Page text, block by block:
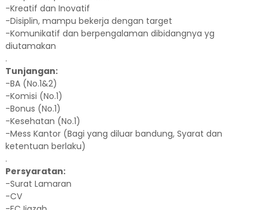
-Kreatif dan Inovatif
-Disiplin, mampu bekerja dengan target
-Komunikatif dan berpengalaman dibidangnya yg
diutamakan
.
Tunjangan:
-BA (No.1&2)
-Komisi (No.1)
-Bonus (No.1)
-Kesehatan (No.1)
-Mess Kantor (Bagi yang diluar bandung, Syarat dan
ketentuan berlaku)
.
Persyaratan:
-Surat Lamaran
-CV